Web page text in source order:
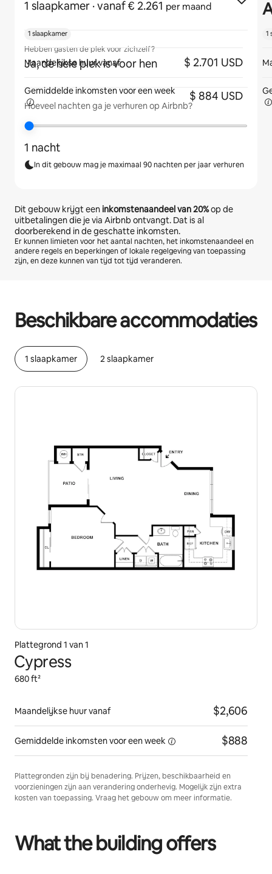
1 slaapkamer · vanaf € 2.261 per maand
Hebben gasten de plek voor zichzelf?
Ja, de hele plek is voor hen
Hoeveel nachten ga je verhuren op Airbnb?
1 nacht
In dit gebouw mag je maximaal 90 nachten per jaar verhuren
Dit gebouw krijgt eeninkomstenaandeel van20%op de
uitbetalingen die je via Airbnb ontvangt. Dat is al
doorberekend in de geschatte inkomsten.
Er kunnen limieten voor het aantal nachten, het inkomstenaandeel en
andere regels en beperkingen of lokale regelgeving van toepassing
zijn, en deze kunnen van tijd tot tijd veranderen.
Beschikbare accommodaties
1 slaapkamer 2 slaapkamer
Plattegrond 1 van 1
Cypress
680 ft²
Maandelijkse huur vanaf $2,606
Gemiddelde inkomsten vooreen week $888
Plattegronden zijn bij benadering. Prijzen, beschikbaarheid en
voorzieningen zijn aan verandering onderhevig. Mogelijk zijn extra
kosten van toepassing. Vraag het gebouw om meer informatie.
What the building offers
1 slaapkamer
Maandelijkse huur vanaf $ 2.701 USD
Gemiddelde inkomsten vooreen week $ 884 USD
1